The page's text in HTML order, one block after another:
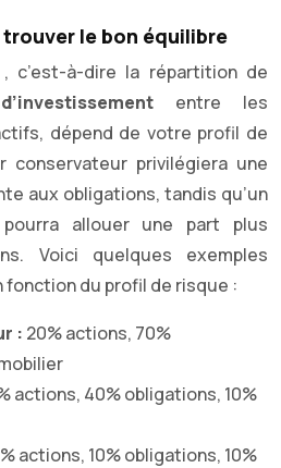
le bon équilibre
, c’est-à-dire la répartition de
entre les
dépend de votre profil de
conservateur privilégiera une
aux obligations, tandis qu’un
allouer une part plus
Voici quelques exemples
fonction du profil de risque :
: 20% actions, 70%
actions, 40% obligations, 10%
actions, 10% obligations, 10%